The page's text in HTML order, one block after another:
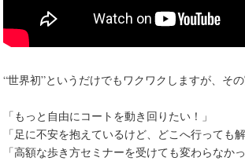
“世界初”というだけでもワクワクしますが、そ
「もっと自由にコートを動き回りたい！」
「足に不安を抱えているけど、どこへ行っても
「高額な歩き方セミナーを受けても変わらなかっ